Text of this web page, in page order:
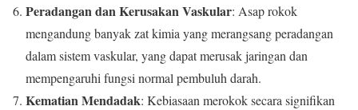
Peradangan dan Kerusakan Vaskular: Asap rokok
mengandung banyak zat kimia yang merangsang peradangan
dalam sistem vaskular, yang dapat merusak jaringan dan
mempengaruhi fungsi normal pembuluh darah.
Kematian Mendadak: Kebiasaan merokok secara signifikan